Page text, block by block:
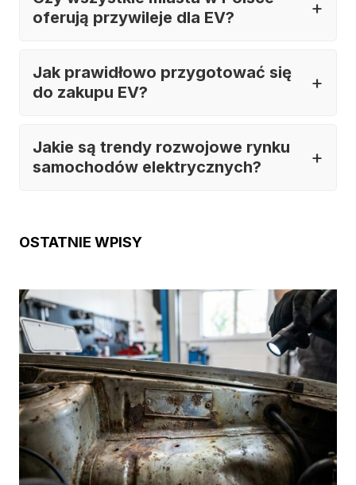
oferują przywileje dla EV?
Jak prawidłowo przygotować się
do zakupu EV?
Jakie są trendy rozwojowe rynku
samochodów elektrycznych?
OSTATNIE WPISY